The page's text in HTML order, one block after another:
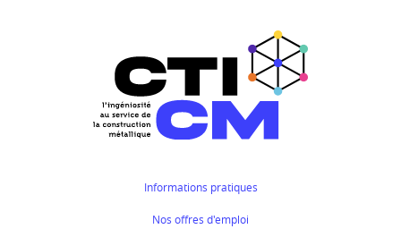
Informations pratiques
Nos offres d'emploi